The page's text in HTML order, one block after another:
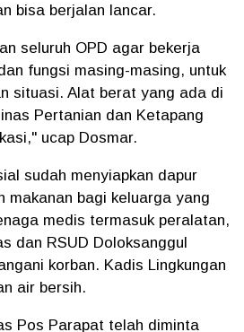
bisa berjalan lancar.
seluruh OPD agar bekerja
fungsi masing-masing, untuk
situasi. Alat berat yang ada di
Pertanian dan Ketapang
ucap Dosmar.
sudah menyiapkan dapur
makanan bagi keluarga yang
medis termasuk peralatan,
dan RSUD Doloksanggul
korban. Kadis Lingkungan
air bersih.
Pos Parapat telah diminta